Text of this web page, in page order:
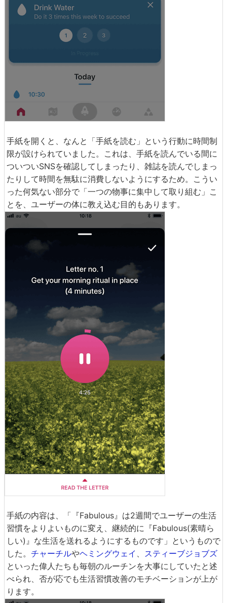
手紙を開くと、なんと「手紙を読む」という行動に時間制
限が設けられていました。これは、手紙を読んでいる間に
ついついSNSを確認してしまったり、雑誌を読んでしまっ
たりして時間を無駄に消費しないようにするため。こうい
った何気ない部分で「一つの物事に集中して取り組む」こ
とを、ユーザーの体に教え込む目的もあります。
手紙の内容は、「『Fabulous』は2週間でユーザーの生活
習慣をよりよいものに変え、継続的に『Fabulous(素晴ら
しい)』な生活を送れるようにするものです」というもので
した。 チャーチルやヘミングウェイ 、 スティーブジョブズ
といった偉人たちも毎朝のルーチンを大事にしていたと述
べられ、否が応でも生活習慣改善のモチベーションが上が
ります。